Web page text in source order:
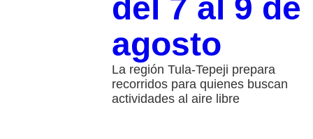
del 7 al 9 de
agosto
La región Tula-Tepeji prepara
recorridos para quienes buscan
actividades al aire libre